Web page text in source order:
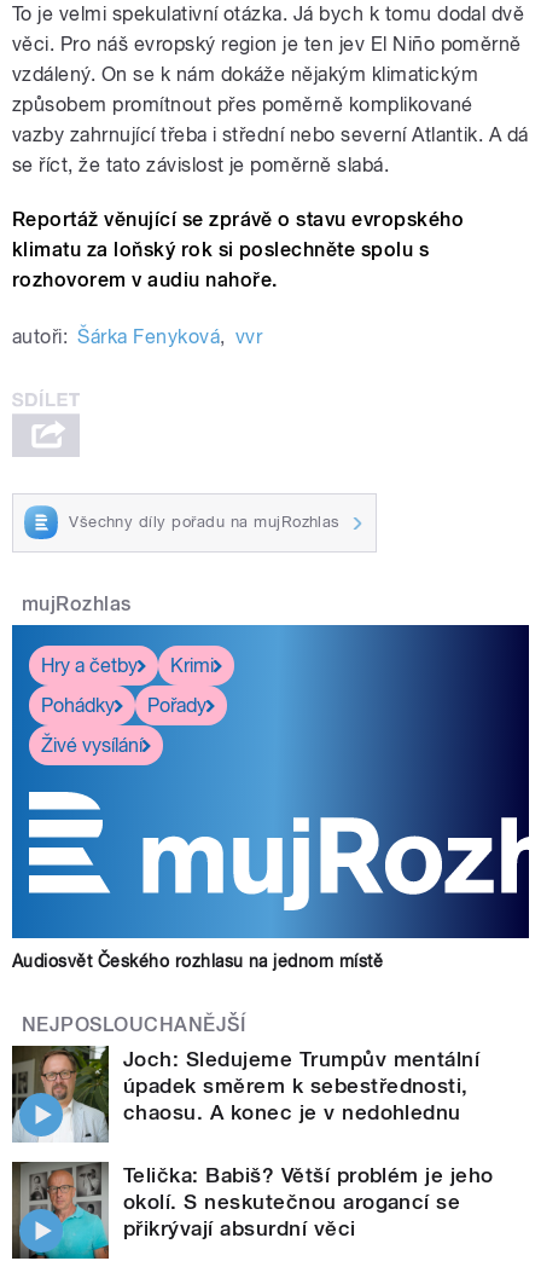
To je velmi spekulativní otázka. Já bych k tomu dodal dvě
věci. Pro náš evropský region je ten jev El Niño poměrně
vzdálený. On se k nám dokáže nějakým klimatickým
způsobem promítnout přes poměrně komplikované
vazby zahrnující třeba i střední nebo severní Atlantik. A dá
se říct, že tato závislost je poměrně slabá.
Reportáž věnující se zprávě o stavu evropského
klimatu za loňský rok si poslechněte spolu s
rozhovorem v audiu nahoře.
autoři: Šárka Fenyková, vvr
Všechny díly pořadu na mujRozhlas
mujRozhlas
Hry a četby
Krimi
Pohádky
Pořady
Živé vysílání
Audiosvět Českého rozhlasu na jednom místě
NEJPOSLOUCHANĚJŠÍ
Joch: Sledujeme Trumpův mentální
úpadek směrem k sebestřednosti,
chaosu. A konec je v nedohlednu
Telička: Babiš? Větší problém je jeho
okolí. S neskutečnou arogancí se
přikrývají absurdní věci